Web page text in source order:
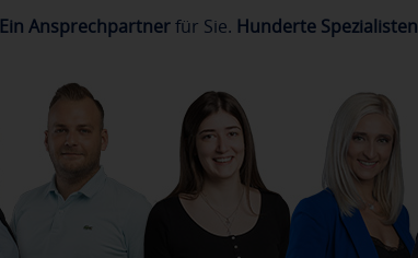
Ein Ansprechpartnerfür Sie. Hunderte Spezialisten